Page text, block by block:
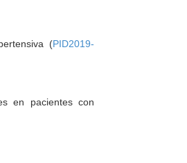
(PID2019-
en pacientes con